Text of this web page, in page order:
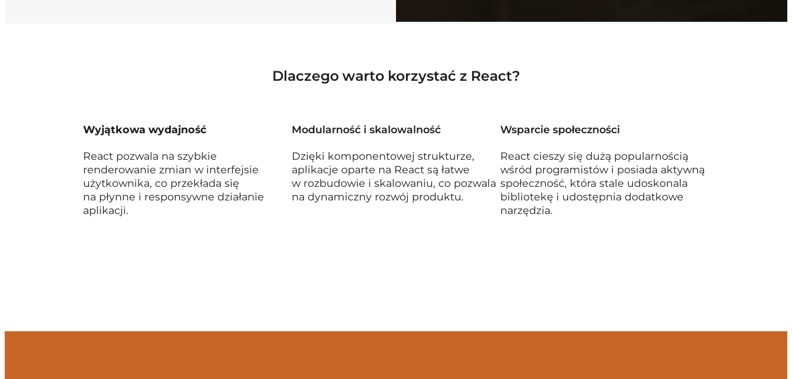
Dlaczego warto korzystać z React?
Wyjątkowa wydajność
React pozwala na szybkie
renderowanie zmian w interfejsie
użytkownika, co przekłada się
na płynne i responsywne działanie
aplikacji.
Modularność i skalowalność
Dzięki komponentowej strukturze,
aplikacje oparte na React są łatwe
w rozbudowie i skalowaniu, co pozwala
na dynamiczny rozwój produktu.
Wsparcie społeczności
React cieszy się dużą popularnością
wśród programistów i posiada aktywną
społeczność, która stale udoskonala
bibliotekę i udostępnia dodatkowe
narzędzia.